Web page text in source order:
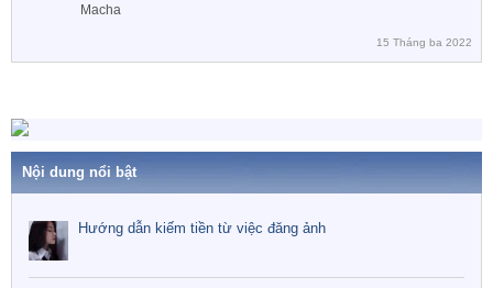
Macha
15 Tháng ba 2022
Nội dung nổi bật
Hướng dẫn kiếm tiền từ việc đăng ảnh